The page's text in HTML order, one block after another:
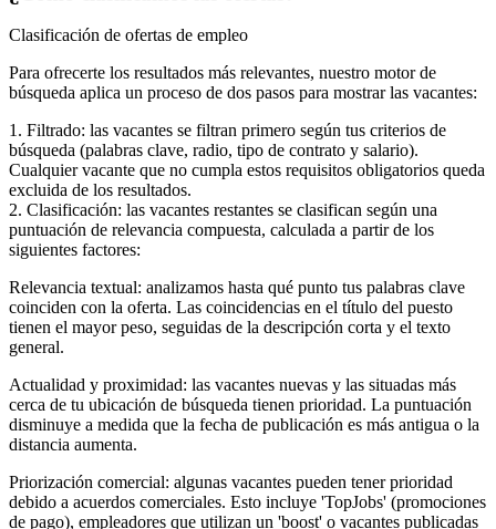
Clasificación de ofertas de empleo
Para ofrecerte los resultados más relevantes, nuestro motor de
búsqueda aplica un proceso de dos pasos para mostrar las vacantes:
1. Filtrado: las vacantes se filtran primero según tus criterios de
búsqueda (palabras clave, radio, tipo de contrato y salario).
Cualquier vacante que no cumpla estos requisitos obligatorios queda
excluida de los resultados.
2. Clasificación: las vacantes restantes se clasifican según una
puntuación de relevancia compuesta, calculada a partir de los
siguientes factores:
Relevancia textual: analizamos hasta qué punto tus palabras clave
coinciden con la oferta. Las coincidencias en el título del puesto
tienen el mayor peso, seguidas de la descripción corta y el texto
general.
Actualidad y proximidad: las vacantes nuevas y las situadas más
cerca de tu ubicación de búsqueda tienen prioridad. La puntuación
disminuye a medida que la fecha de publicación es más antigua o la
distancia aumenta.
Priorización comercial: algunas vacantes pueden tener prioridad
debido a acuerdos comerciales. Esto incluye 'TopJobs' (promociones
de pago), empleadores que utilizan un 'boost' o vacantes publicadas